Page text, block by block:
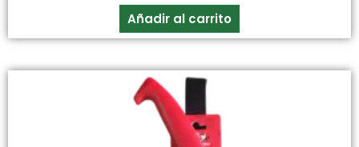
Añadir al carrito